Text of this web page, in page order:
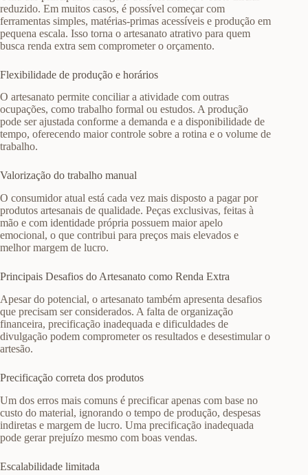
reduzido. Em muitos casos, é possível começar com
ferramentas simples, matérias-primas acessíveis e produção em
pequena escala. Isso torna o artesanato atrativo para quem
busca renda extra sem comprometer o orçamento.
Flexibilidade de produção e horários
O artesanato permite conciliar a atividade com outras
ocupações, como trabalho formal ou estudos. A produção
pode ser ajustada conforme a demanda e a disponibilidade de
tempo, oferecendo maior controle sobre a rotina e o volume de
trabalho.
Valorização do trabalho manual
O consumidor atual está cada vez mais disposto a pagar por
produtos artesanais de qualidade. Peças exclusivas, feitas à
mão e com identidade própria possuem maior apelo
emocional, o que contribui para preços mais elevados e
melhor margem de lucro.
Principais Desafios do Artesanato como Renda Extra
Apesar do potencial, o artesanato também apresenta desafios
que precisam ser considerados. A falta de organização
financeira, precificação inadequada e dificuldades de
divulgação podem comprometer os resultados e desestimular o
artesão.
Precificação correta dos produtos
Um dos erros mais comuns é precificar apenas com base no
custo do material, ignorando o tempo de produção, despesas
indiretas e margem de lucro. Uma precificação inadequada
pode gerar prejuízo mesmo com boas vendas.
Escalabilidade limitada